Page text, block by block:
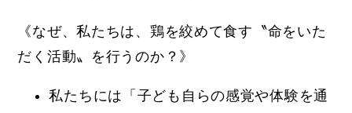
《なぜ、私たちは、鶏を絞めて食す〝命をいた
だく活動〟を行うのか？》
私たちには「子ども自らの感覚や体験を通